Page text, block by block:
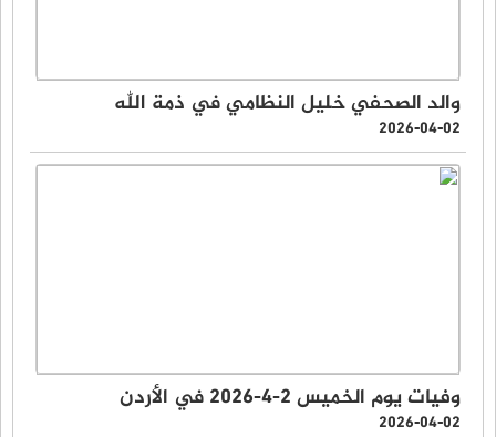
والد الصحفي خليل النظامي في ذمة الله
2026-04-02
وفيات يوم الخميس 2-4-2026 في الأردن
2026-04-02